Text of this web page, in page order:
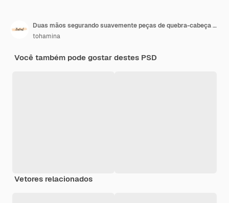
Duas mãos segurando suavemente peças de quebra-cabeça entrelaçadas simbolizando conexão, unidade e resolução de problemas
tohamina
Você também pode gostar destes PSD
Vetores relacionados